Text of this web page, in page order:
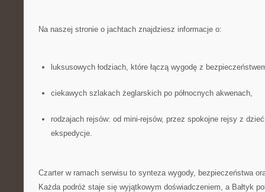
Na naszej stronie o jachtach znajdziesz informacje o:
luksusowych łodziach, które łączą wygodę z
ciekawych szlakach żeglarskich po północnych akwenach,
rodzajach rejsów: od mini-rejsów, przez spokojne rejsy z
ekspedycje.
Czarter w ramach serwisu to synteza wygody, bezpieczeństwa
Każda podróż staje się wyjątkowym doświadczeniem, a Bałtyk